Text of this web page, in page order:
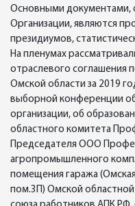
Основными
Организации, являются
президиумов,
На пленумах
отраслевого соглашения
Омской области за 2019
выборной конференции
организации, об
областного комитета
Председателя ООО
агропромышленного
помещения гаража (Омская
пом.3П) Омской